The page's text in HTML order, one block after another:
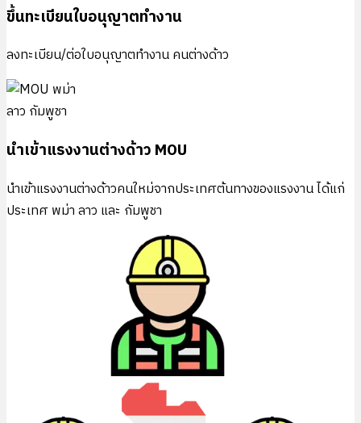
ขึ้นทะเบียนใบอนุญาตทํางาน
ลงทะเบียน/ต่อใบอนุญาตทำงาน คนต่างด้าว
นำเข้าแรงงานต่างด้าว MOU
นำเข้าแรงงานต่างด้าวคนใหม่จากประเทศต้นทางของแรงงาน ได้แก่
ประเทศ พม่า ลาว และ กัมพูชา